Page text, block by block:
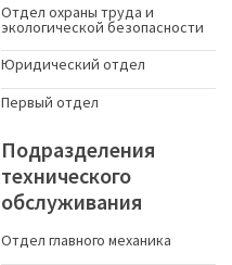
Отдел охраны труда и
экологической безопасности
Юридический отдел
Первый отдел
Подразделения
технического
обслуживания
Отдел главного механика